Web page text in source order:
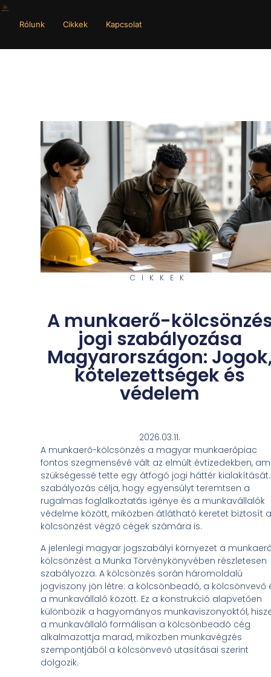
Rólunk Cikkek Kapcsolat
CIKKEK
A munkaerő-
jogi szabályozása
Magyarországon:
kötelezettségek és
védelem
2026.03.11.
A munkaerő-kölcsönzés a magyar munkaerőpiac
fontos szegmensévé vált az elmúlt évtizedekben,
szükségessé tette egy átfogó jogi háttér kialakítását.
szabályozás célja, hogy egyensúlyt teremtsen a
rugalmas foglalkoztatás igénye és a munkavállalók
védelme között, miközben átlátható keretet biztosít a
kölcsönzést végző cégek számára is.
A jelenlegi magyar jogszabályi környezet a
kölcsönzést a Munka Törvénykönyvében részletesen
szabályozza. A kölcsönzés során háromoldalú
jogviszony jön létre: a kölcsönbeadó, a kölcsönvevő
a munkavállaló között. Ez a konstrukció alapvetően
különbözik a hagyományos munkaviszonyoktól,
a munkavállaló formálisan a kölcsönbeadó cég
alkalmazottja marad, miközben munkavégzés
szempontjából a kölcsönvevő utasításai szerint
dolgozik.